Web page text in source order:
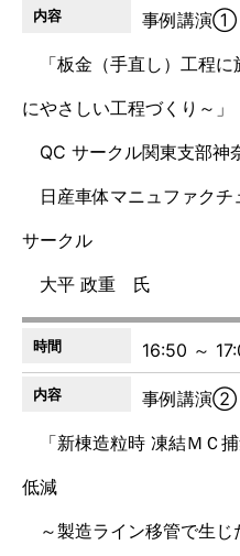
事例講演①
「板金（手直し）工程
にやさしい工程づくり～」
QC サークル関東支部神
日産車体マニュファク
サークル
大平 政重 氏
16:50 ～
事例講演②
「新棟造粒時 凍結ＭＣ
低減
～製造ライン移管で生じ